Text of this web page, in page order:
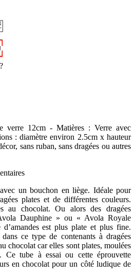
verre 12cm - Matières : Verre avec
: diamètre environ 2.5cm x hauteur
sans ruban, sans dragées ou autres
un bouchon en liège. Idéale pour
plates et de différentes couleurs.
au chocolat. Ou alors des dragées
Dauphine » ou « Avola Royale
est plus plate et plus fine.
ce type de contenants à dragées
chocolat car elles sont plates, moulées
Ce tube à essai ou cette éprouvette
en chocolat pour un côté ludique de